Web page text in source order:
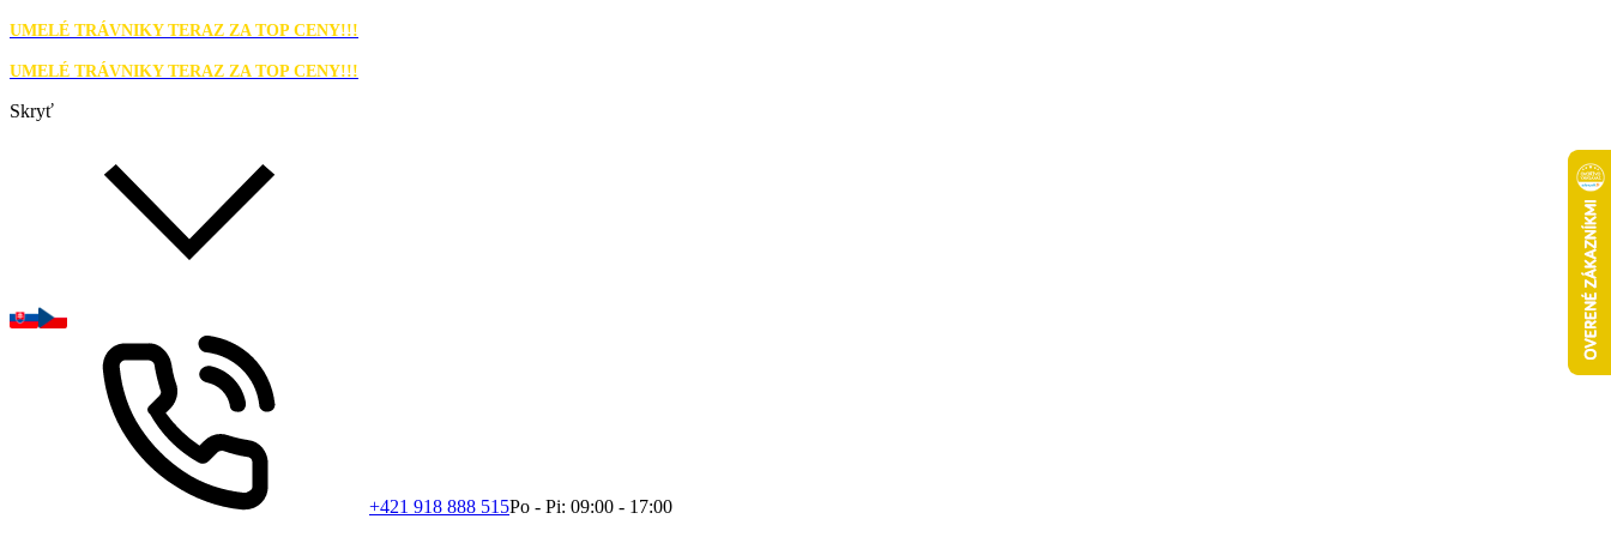
UMELÉ TRÁVNIKY TERAZ ZA TOP CENY!!!
UMELÉ TRÁVNIKY TERAZ ZA TOP CENY!!!
Skryť
+421 918 888 515Po - Pi: 09:00 - 17:00